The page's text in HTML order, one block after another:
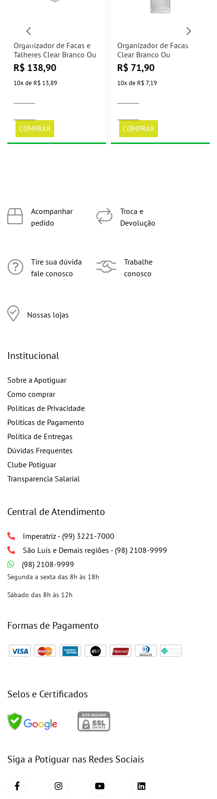
Organizador de Facas e
Talheres Clear Branco Ou
R$ 138,90
10x de R$ 13,89
COMPRAR
Organizador de Facas
Clear Branco Ou
R$ 71,90
10x de R$ 7,19
COMPRAR
Acompanhar
pedido
Tire sua dúvida
fale conosco
Nossas lojas
Troca e
Devolução
Trabalhe
conosco
Institucional
Sobre a Apotiguar
Como comprar
Políticas de Privacidade
Políticas de Pagamento
Política de Entregas
Dúvidas Frequentes
Clube Potiguar
Transparencia Salarial
Central de Atendimento
Imperatriz - (99) 3221-7000
São Luís e Demais regiões - (98) 2108-9999
(98) 2108-9999
Segunda a sexta das 8h às 18h
Sábado das 8h às 12h
Formas de Pagamento
Selos e Certificados
Siga a Potiguar nas Redes Sociais